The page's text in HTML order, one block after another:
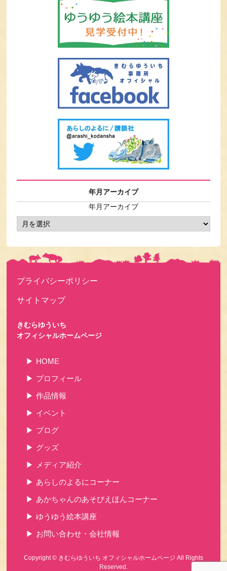
年月アーカイブ
年月アーカイブ
プライバシーポリシー
サイトマップ
きむらゆういち
オフィシャルホームページ
HOME
プロフィール
作品情報
イベント
ブログ
グッズ
メディア紹介
あらしのよるにコーナー
あかちゃんのあそびえほんコーナー
ゆうゆう絵本講座
お問い合わせ・会社情報
Copyright © きむらゆういち オフィシャルホームページ All Rights
Reserved.